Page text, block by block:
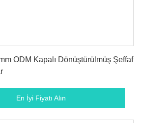
ODM Kapalı Dönüştürülmüş Şeffaf
En İyi Fiyatı Alın